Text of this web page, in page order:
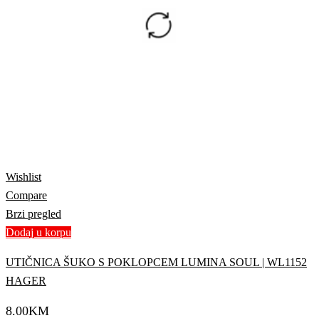
Wishlist
Compare
Brzi pregled
Dodaj u korpu
UTIČNICA ŠUKO S POKLOPCEM LUMINA SOUL | WL1152
HAGER
8.00KM